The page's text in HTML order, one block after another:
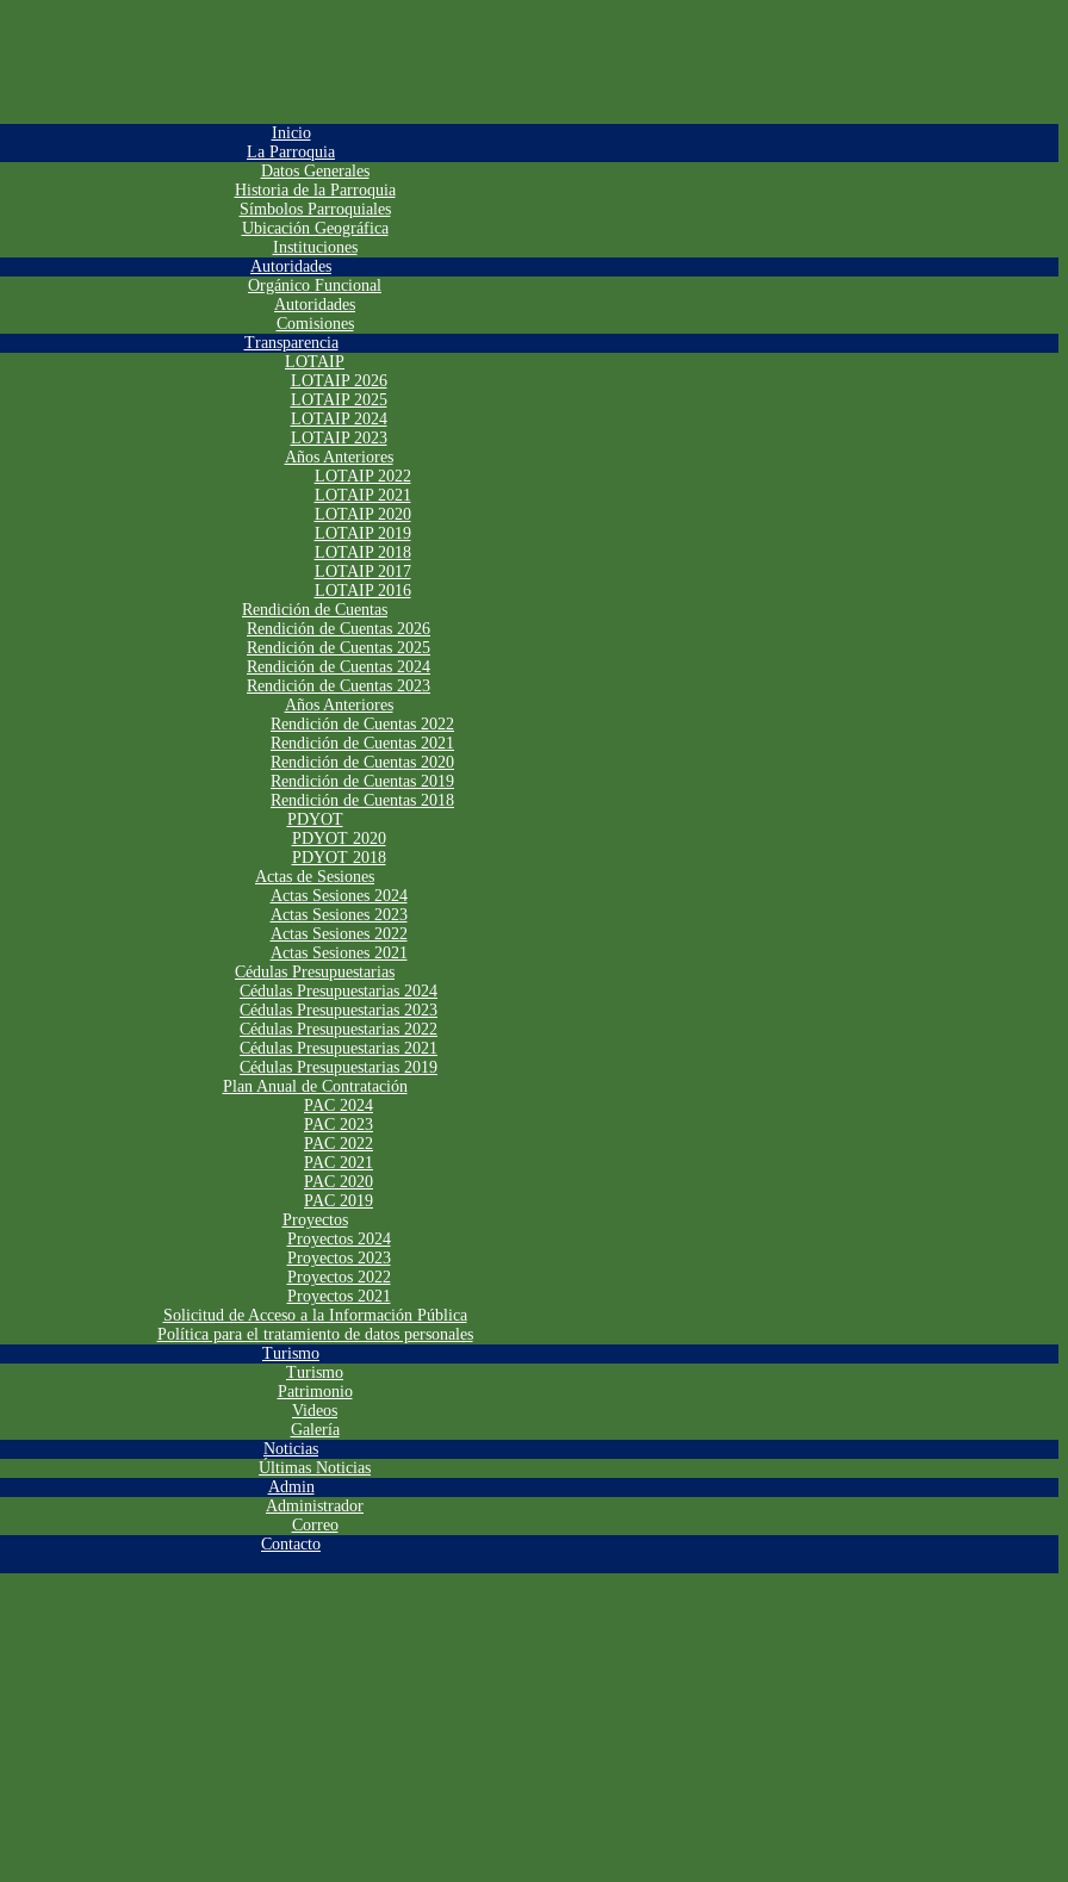
Inicio
La Parroquia
Datos Generales
Historia de la Parroquia
Símbolos Parroquiales
Ubicación Geográfica
Instituciones
Autoridades
Orgánico Funcional
Autoridades
Comisiones
Transparencia
LOTAIP
LOTAIP 2026
LOTAIP 2025
LOTAIP 2024
LOTAIP 2023
Años Anteriores
LOTAIP 2022
LOTAIP 2021
LOTAIP 2020
LOTAIP 2019
LOTAIP 2018
LOTAIP 2017
LOTAIP 2016
Rendición de Cuentas
Rendición de Cuentas 2026
Rendición de Cuentas 2025
Rendición de Cuentas 2024
Rendición de Cuentas 2023
Años Anteriores
Rendición de Cuentas 2022
Rendición de Cuentas 2021
Rendición de Cuentas 2020
Rendición de Cuentas 2019
Rendición de Cuentas 2018
PDYOT
PDYOT 2020
PDYOT 2018
Actas de Sesiones
Actas Sesiones 2024
Actas Sesiones 2023
Actas Sesiones 2022
Actas Sesiones 2021
Cédulas Presupuestarias
Cédulas Presupuestarias 2024
Cédulas Presupuestarias 2023
Cédulas Presupuestarias 2022
Cédulas Presupuestarias 2021
Cédulas Presupuestarias 2019
Plan Anual de Contratación
PAC 2024
PAC 2023
PAC 2022
PAC 2021
PAC 2020
PAC 2019
Proyectos
Proyectos 2024
Proyectos 2023
Proyectos 2022
Proyectos 2021
Solicitud de Acceso a la Información Pública
Política para el tratamiento de datos personales
Turismo
Turismo
Patrimonio
Videos
Galería
Noticias
Últimas Noticias
Admin
Administrador
Correo
Contacto